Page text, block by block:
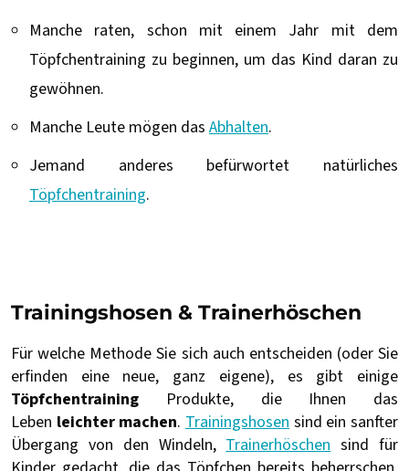
Manche raten, schon mit einem Jahr mit dem
Töpfchentraining zu beginnen, um das Kind daran zu
gewöhnen.
Manche Leute mögen das Abhalten.
Jemand anderes befürwortet natürliches
Töpfchentraining.
Trainingshosen & Trainerhöschen
Für welche Methode Sie sich auch entscheiden (oder Sie
erfinden eine neue, ganz eigene), es gibt einige
Töpfchentraining Produkte, die Ihnen das
Leben leichter machen.Trainingshosen sind ein sanfter
Übergang von den Windeln,Trainerhöschensind für